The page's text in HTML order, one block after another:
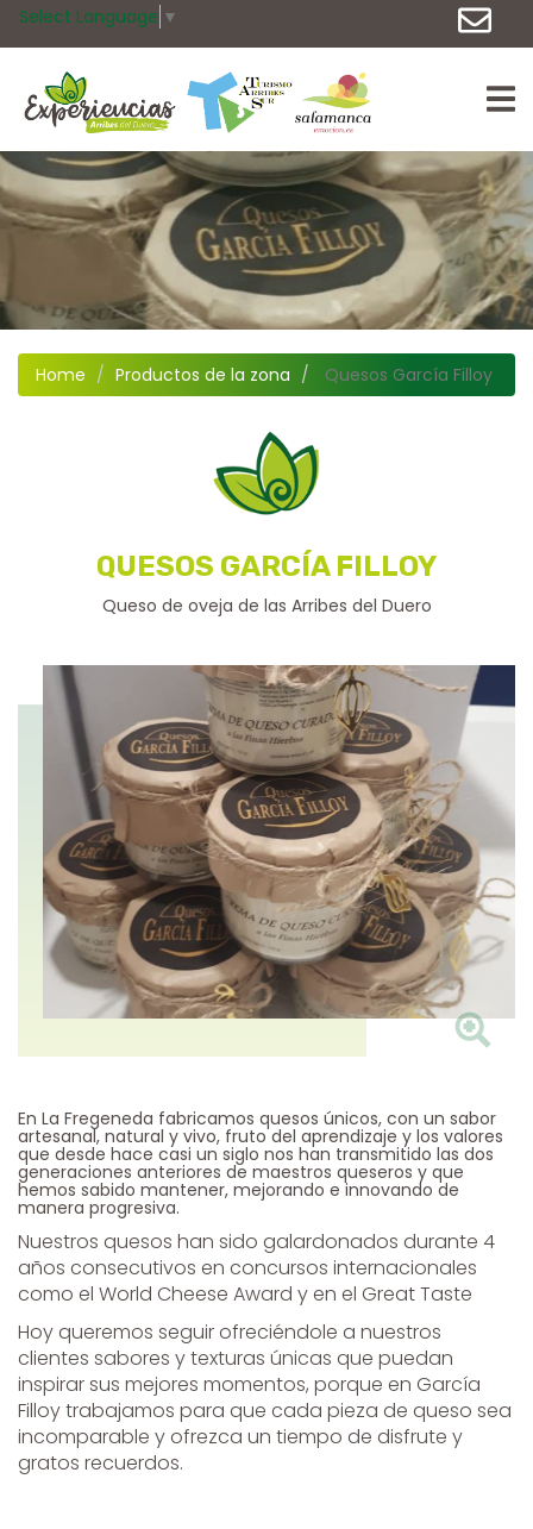
Select Language ▼
Home Productos de la zona Quesos García Filloy
QUESOS GARCÍA FILLOY
Queso de oveja de las Arribes del Duero
En La Fregeneda fabricamos quesos únicos, con un sabor
artesanal, natural y vivo, fruto del aprendizaje y los valores
que desde hace casi un siglo nos han transmitido las dos
generaciones anteriores de maestros queseros y que
hemos sabido mantener, mejorando e innovando de
manera progresiva.
Nuestros quesos han sido galardonados durante 4
años consecutivos en concursos internacionales
como el World Cheese Award y en el Great Taste
Hoy queremos seguir ofreciéndole a nuestros
clientes sabores y texturas únicas que puedan
inspirar sus mejores momentos, porque en García
Filloy trabajamos para que cada pieza de queso sea
incomparable y ofrezca un tiempo de disfrute y
gratos recuerdos.